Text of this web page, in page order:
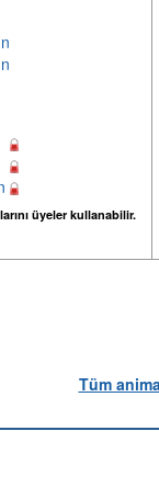
üyeler kullanabilir.
Tüm